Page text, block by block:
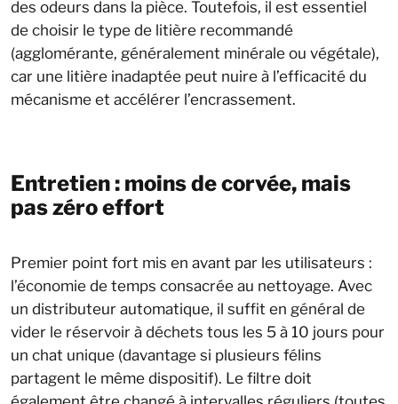
des odeurs dans la pièce. Toutefois, il est essentiel
de choisir le type de litière recommandé
(agglomérante, généralement minérale ou végétale),
car une litière inadaptée peut nuire à l’efficacité du
mécanisme et accélérer l’encrassement.
Entretien : moins de corvée, mais
pas zéro effort
Premier point fort mis en avant par les utilisateurs :
l’économie de temps consacrée au nettoyage. Avec
un distributeur automatique, il suffit en général de
vider le réservoir à déchets tous les 5 à 10 jours pour
un chat unique (davantage si plusieurs félins
partagent le même dispositif). Le filtre doit